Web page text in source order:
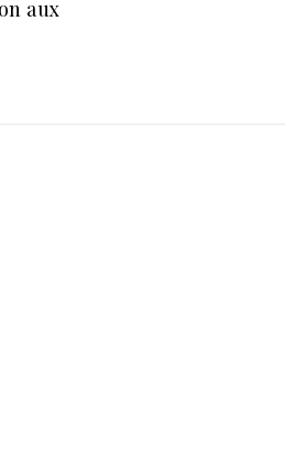
aux